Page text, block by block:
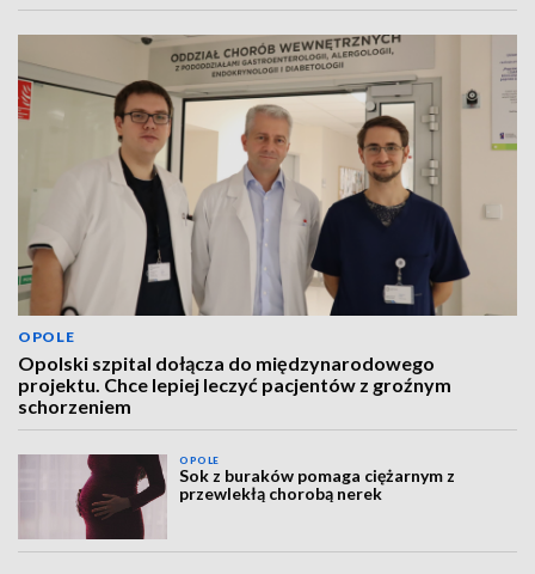
OPOLE
Opolski szpital dołącza do międzynarodowego
projektu. Chce lepiej leczyć pacjentów z groźnym
schorzeniem
OPOLE
Sok z buraków pomaga ciężarnym z
przewlekłą chorobą nerek